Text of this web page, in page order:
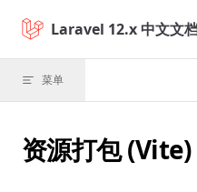
Skip to content
Laravel 12.x 中文文
菜单
资源打包 (Vite)